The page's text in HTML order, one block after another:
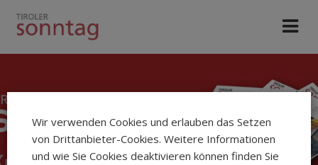
Wir verwenden Cookies und erlauben das Setzen
von Drittanbieter-Cookies. Weitere Informationen
und wie Sie Cookies deaktivieren können finden Sie